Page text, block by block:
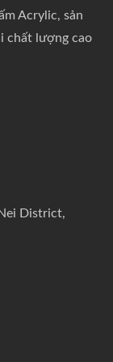
Acrylic, sản
chất lượng cao
District,